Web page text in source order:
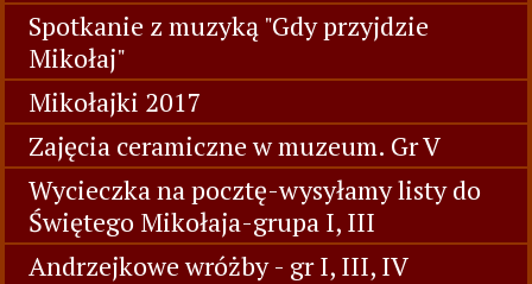
Spotkanie z muzyką "Gdy przyjdzie
Mikołaj"
Mikołajki 2017
Zajęcia ceramiczne w muzeum. Gr V
Wycieczka na pocztę-wysyłamy listy do
Świętego Mikołaja-grupa I, III
Andrzejkowe wróżby - gr I, III, IV